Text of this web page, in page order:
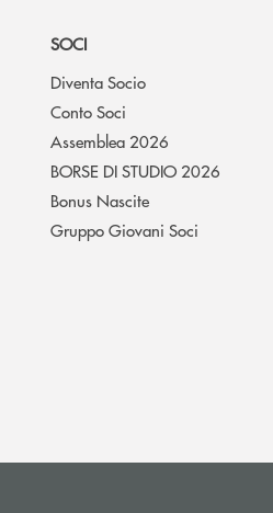
SOCI
Diventa Socio
Conto Soci
Assemblea 2026
BORSE DI STUDIO 2026
Bonus Nascite
Gruppo Giovani Soci